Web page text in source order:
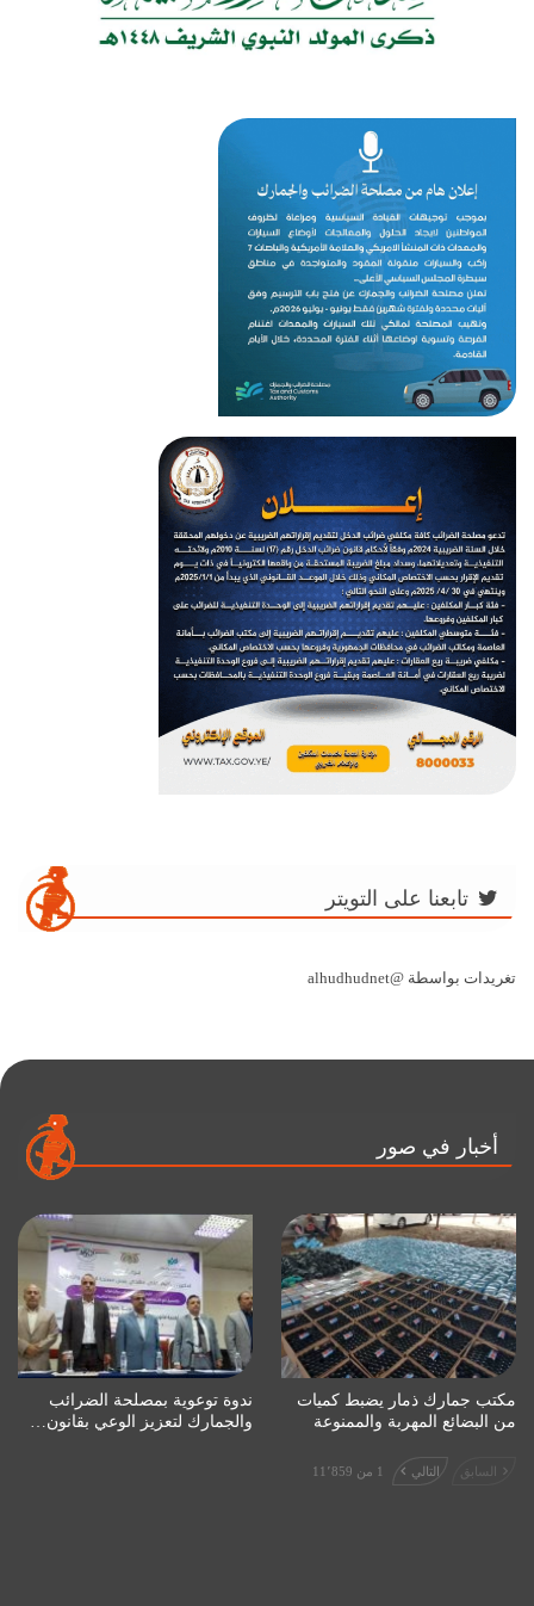
تابعنا على التويتر
تغريدات بواسطة @alhudhudnet
أخبار في صور
مكتب جمارك ذمار يضبط كميات
من البضائع المهربة والممنوعة
ندوة توعوية بمصلحة الضرائب
والجمارك لتعزيز الوعي بقانون…
السابق التالي 1 من 11٬859